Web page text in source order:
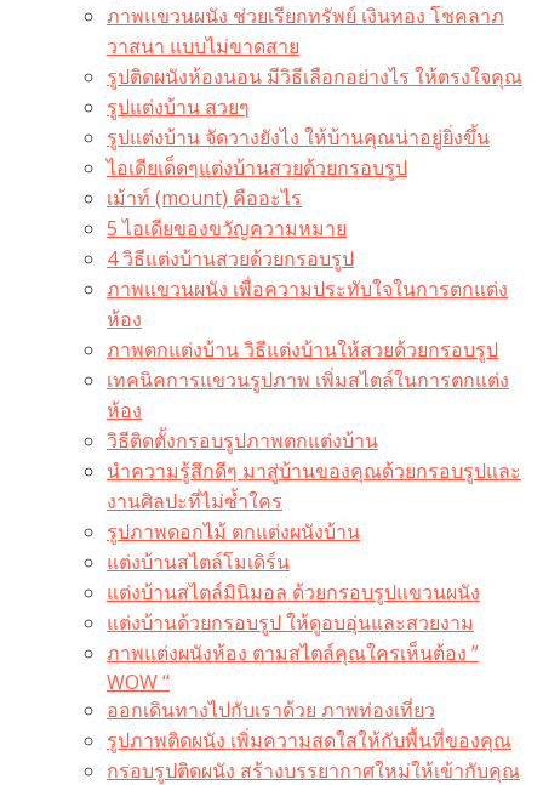
ภาพแขวนผนัง ช่วยเรียกทรัพย์ เงินทอง โชคลาภ
วาสนา แบบไม่ขาดสาย
รูปติดผนังห้องนอน มีวิธีเลือกอย่างไร ให้ตรงใจคุณ
รูปแต่งบ้าน สวยๆ
รูปแต่งบ้าน จัดวางยังไง ให้บ้านคุณน่าอยู่ยิ่งขึ้น
ไอเดียเด็ดๆแต่งบ้านสวยด้วยกรอบรูป
เม้าท์ (mount) คืออะไร​
5 ไอเดียของขวัญความหมาย
4 วิธีแต่งบ้านสวยด้วยกรอบรูป
ภาพแขวนผนัง เพื่อความประทับใจในการตกแต่ง
ห้อง
ภาพตกแต่งบ้าน วิธีแต่งบ้านให้สวยด้วยกรอบรูป
เทคนิคการแขวนรูปภาพ เพิ่มสไตล์ในการตกแต่ง
ห้อง
วิธีติดตั้งกรอบรูปภาพตกแต่งบ้าน
นำความรู้สึกดีๆ มาสู่บ้านของคุณด้วยกรอบรูปและ
งานศิลปะที่ไม่ซ้ำใคร
รูปภาพดอกไม้ ตกแต่งผนังบ้าน
แต่งบ้านสไตล์โมเดิร์น
แต่งบ้านสไตล์มินิมอล ด้วยกรอบรูปแขวนผนัง
แต่งบ้านด้วยกรอบรูป ให้ดูอบอุ่นและสวยงาม
ภาพแต่งผนังห้อง ตามสไตล์คุณใครเห็นต้อง ”
WOW “
ออกเดินทางไปกับเราด้วย ภาพท่องเที่ยว
รูปภาพติดผนัง เพิ่มความสดใสให้กับพื้นที่ของคุณ
กรอบรูปติดผนัง สร้างบรรยากาศใหม่ให้เข้ากับคุณ